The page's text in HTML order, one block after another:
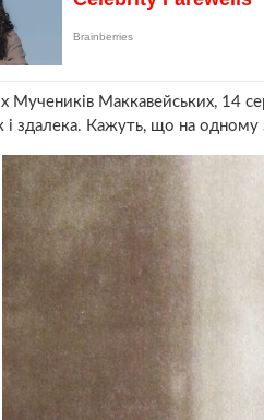
Мучeникiв Маккавейських, 14
і здалека. Кажуть, що на